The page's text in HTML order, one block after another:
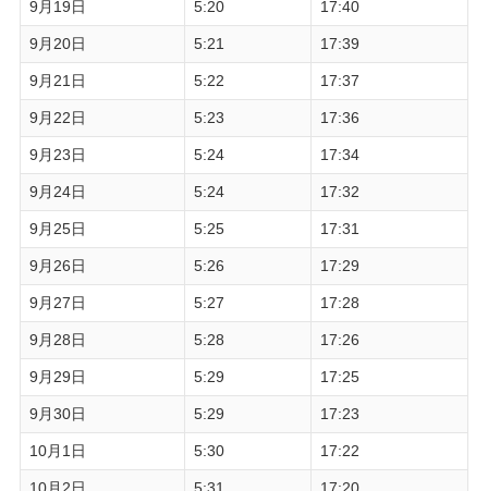
9月19日 5:20 17:40
9月20日 5:21 17:39
9月21日 5:22 17:37
9月22日 5:23 17:36
9月23日 5:24 17:34
9月24日 5:24 17:32
9月25日 5:25 17:31
9月26日 5:26 17:29
9月27日 5:27 17:28
9月28日 5:28 17:26
9月29日 5:29 17:25
9月30日 5:29 17:23
10月1日 5:30 17:22